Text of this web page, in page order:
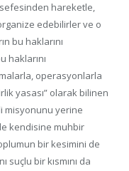
hareketle,
edebilirler ve o
bu haklarını
haklarını
operasyonlarla
yasası” olarak bilinen
misyonunu yerine
kendisine muhbir
bir kesimini de
suçlu bir kısmını da